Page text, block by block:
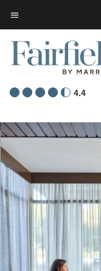
Skip
to
main
content
菜单文本
4.4